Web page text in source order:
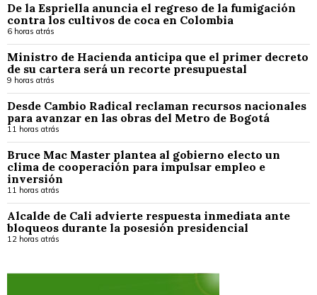
De la Espriella anuncia el regreso de la fumigación
contra los cultivos de coca en Colombia
6 horas atrás
Ministro de Hacienda anticipa que el primer decreto
de su cartera será un recorte presupuestal
9 horas atrás
Desde Cambio Radical reclaman recursos nacionales
para avanzar en las obras del Metro de Bogotá
11 horas atrás
Bruce Mac Master plantea al gobierno electo un
clima de cooperación para impulsar empleo e
inversión
11 horas atrás
Alcalde de Cali advierte respuesta inmediata ante
bloqueos durante la posesión presidencial
12 horas atrás